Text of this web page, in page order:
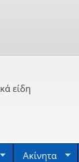
είδη
Ακίνητα